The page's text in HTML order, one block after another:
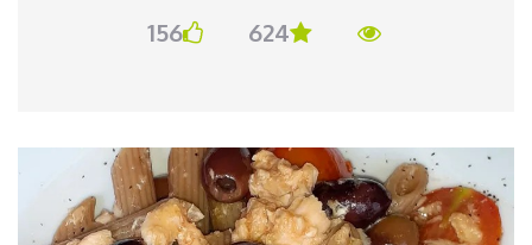
Olive q.b di @ficacci_olive
Semplicissimo...ho tostato la fetta di pane e l ho
farcita con uova, acciughe ed olive.
156 624